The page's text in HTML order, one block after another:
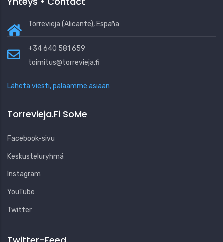
Torrevieja (Alicante), España
+34 640 581 659
toimitus@torrevieja.fi
Lähetä viesti, palaamme asiaan
Torrevieja.fi SoMe
Facebook-sivu
Keskusteluryhmä
Instagram
YouTube
Twitter